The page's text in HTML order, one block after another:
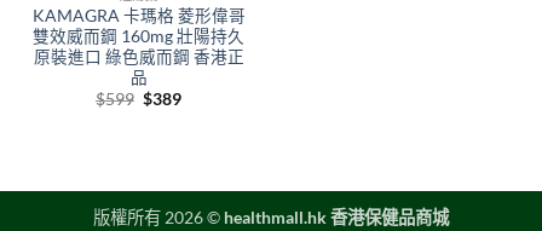
KAMAGRA 卡瑪格 菱形偉哥
雙效威而鋼 160mg 壯陽持久
原裝進口 綠色威而鋼 香港正
品
$599 Original
$389Current
版權所有 2026 © healthmall.hk 香港保健品商城